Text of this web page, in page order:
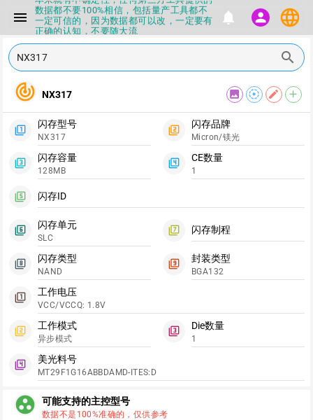
menu
数据都不要100%相信，包括量产工具都不
一定可信的，因为数据都可以改，一定要有
正确的认知，不要随大流
▪如果发现数据有错误，或者存在误导，欢
迎积极反馈，Flashinfo尽量维护最正确的
指导性数据
签啦，使用更加丝滑，快点击下载吧
▪兄弟们没事不要乱下载量产工具，过分了
下载服务会暂停一段时间才能恢复
▪Flashinfo提供的所有数据仅供参考，DIY
本来就有不确定性，任何第三方工具提供的
数据都不要100%相信，包括量产工具都不
一定可信的，因为数据都可以改，一定要有
正确的认知，不要随大流
▪如果发现数据有错误，或者存在误导，欢
迎积极反馈，Flashinfo尽量维护最正确的
指导性数据
签啦，使用更加丝滑，快点击下载吧
notifications person language
search
track_changes NX317 image filter_tilt_shift edit add
filter_1
闪存型号
NX317
filter_2
闪存品牌
Micron/镁光
filter_3
闪存容量
128MB
filter_4
CE数量
1
filter_5 闪存ID
filter_6
闪存单元
SLC
filter_7 闪存制程
filter_8
闪存类型
NAND
filter_9
封装类型
BGA132
filter_1
工作电压
VCC/VCCQ: 1.8V
filter_2
工作模式
异步模式
filter_3
Die数量
1
filter_4
美光料号
MT29F1G16ABBDAMD-ITES:D
group_work 可能支持的主控型号
数据不是100%准确的，仅供参考